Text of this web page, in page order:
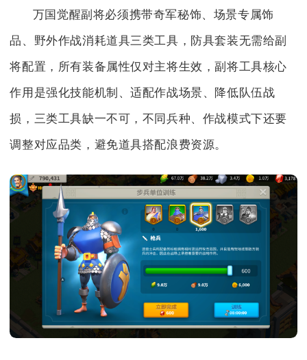
万国觉醒副将必须携带奇军秘饰、场景专属饰
品、野外作战消耗道具三类工具，防具套装无需给副
将配置，所有装备属性仅对主将生效，副将工具核心
作用是强化技能机制、适配作战场景、降低队伍战
损，三类工具缺一不可，不同兵种、作战模式下还要
调整对应品类，避免道具搭配浪费资源。